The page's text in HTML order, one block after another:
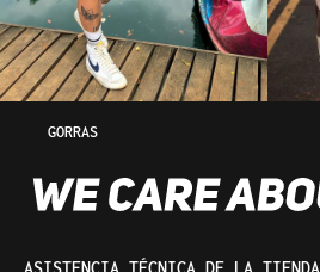
GORRAS
ASISTENCIA TÉCNICA DE LA TIENDA